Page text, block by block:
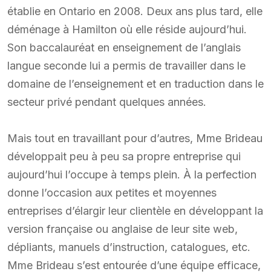
établie en Ontario en 2008. Deux ans plus tard, elle
déménage à Hamilton où elle réside aujourd’hui.
Son baccalauréat en enseignement de l’anglais
langue seconde lui a permis de travailler dans le
domaine de l’enseignement et en traduction dans le
secteur privé pendant quelques années.
Mais tout en travaillant pour d’autres, Mme Brideau
développait peu à peu sa propre entreprise qui
aujourd’hui l’occupe à temps plein. À la perfection
donne l’occasion aux petites et moyennes
entreprises d’élargir leur clientèle en développant la
version française ou anglaise de leur site web,
dépliants, manuels d’instruction, catalogues, etc.
Mme Brideau s’est entourée d’une équipe efficace,